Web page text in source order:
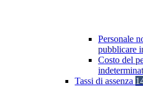
Personale
pubblicare
Costo del
Tassi di assenza